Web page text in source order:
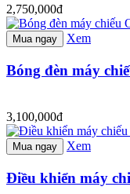
2,750,000đ
Mua ngay Xem
Bóng đèn máy
3,100,000đ
Mua ngay Xem
Điều khiển máy